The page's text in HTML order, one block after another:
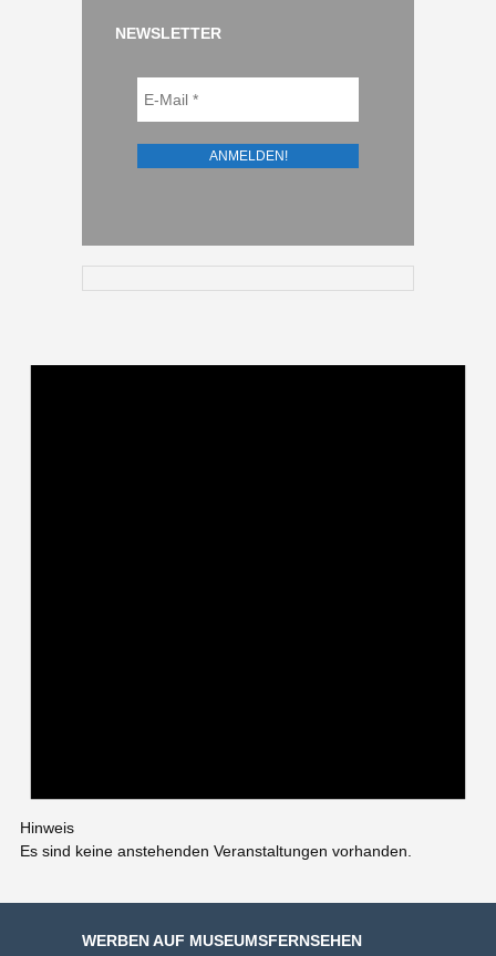
NEWSLETTER
Hinweis
Es sind keine anstehenden Veranstaltungen vorhanden.
WERBEN AUF MUSEUMSFERNSEHEN